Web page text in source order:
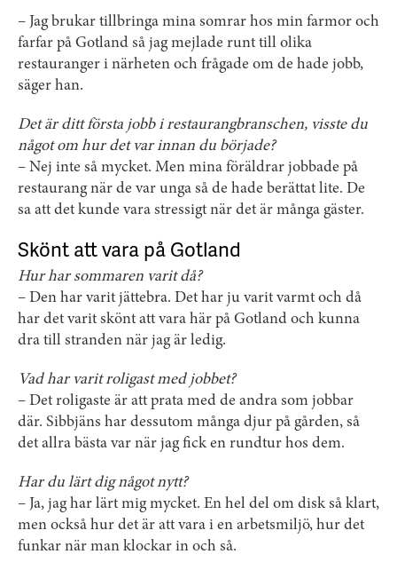
– Jag brukar tillbringa mina somrar hos min farmor och
farfar på Gotland så jag mejlade runt till olika
restauranger i närheten och frågade om de hade jobb,
säger han.
Det är ditt första jobb i restaurangbranschen, visste du
något om hur det var innan du började?
– Nej inte så mycket. Men mina föräldrar jobbade på
restaurang när de var unga så de hade berättat lite. De
sa att det kunde vara stressigt när det är många gäster.
Skönt att vara på Gotland
Hur har sommaren varit då?
– Den har varit jättebra. Det har ju varit varmt och då
har det varit skönt att vara här på Gotland och kunna
dra till stranden när jag är ledig.
Vad har varit roligast med jobbet?
– Det roligaste är att prata med de andra som jobbar
där. Sibbjäns har dessutom många djur på gården, så
det allra bästa var när jag fick en rundtur hos dem.
Har du lärt dig något nytt?
– Ja, jag har lärt mig mycket. En hel del om disk så klart,
men också hur det är att vara i en arbetsmiljö, hur det
funkar när man klockar in och så.